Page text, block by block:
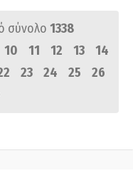
σύνολο 1338
10 11 12 13
14
23 24 25
26